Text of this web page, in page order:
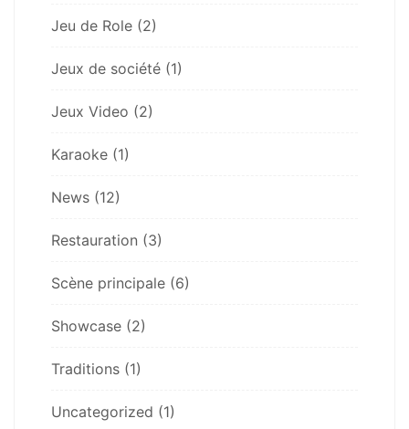
Jeu de Role (2)
Jeux de société (1)
Jeux Video (2)
Karaoke (1)
News (12)
Restauration (3)
Scène principale (6)
Showcase (2)
Traditions (1)
Uncategorized (1)